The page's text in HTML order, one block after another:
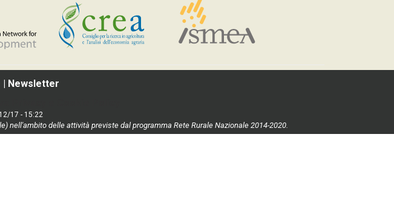
Newsletter
17 - 15:22
nell'ambito delle attività previste dal programma Rete Rurale Nazionale 2014-2020.